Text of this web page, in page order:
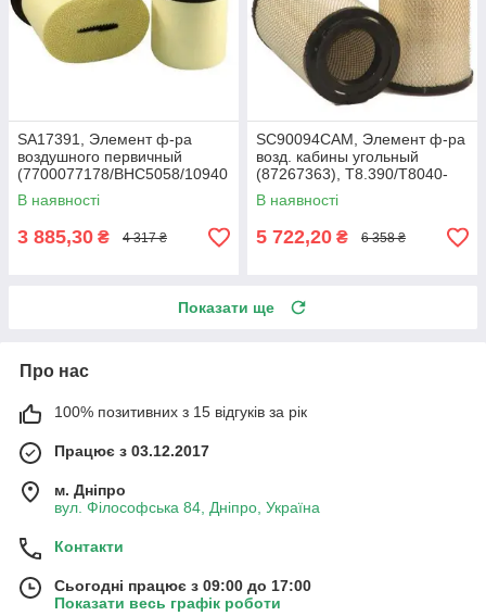
SA17391, Элемент ф-ра
воздушного первичный
(7700077178/BHC5058/10940
05), Claas AXION 850-810
В наявності
3 885,30 ₴ 4 317 ₴
SC90094CAM, Элемент ф-ра
возд. кабины угольный
(87267363), T8.390/T8040-
50/SPX3320/Mag.340
В наявності
5 722,20 ₴ 6 358 ₴
Показати ще
Про нас
100% позитивних з 15 відгуків за рік
Працює з 03.12.2017
м. Дніпро
вул. Філософська 84, Дніпро, Україна
Контакти
Сьогодні працює з 09:00 до 17:00
Показати весь графік роботи